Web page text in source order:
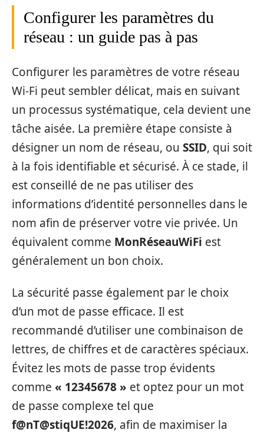
Configurer les paramètres du
réseau : un guide pas à pas
Configurer les paramètres de votre réseau
Wi-Fi peut sembler délicat, mais en suivant
un processus systématique, cela devient une
tâche aisée. La première étape consiste à
désigner un nom de réseau, ou SSID, qui soit
à la fois identifiable et sécurisé. À ce stade, il
est conseillé de ne pas utiliser des
informations d’identité personnelles dans le
nom afin de préserver votre vie privée. Un
équivalent comme MonRéseauWiFi est
généralement un bon choix.
La sécurité passe également par le choix
d’un mot de passe efficace. Il est
recommandé d’utiliser une combinaison de
lettres, de chiffres et de caractères spéciaux.
Évitez les mots de passe trop évidents
comme « 12345678 » et optez pour un mot
de passe complexe tel que
f@nT@stiqUE!2026, afin de maximiser la